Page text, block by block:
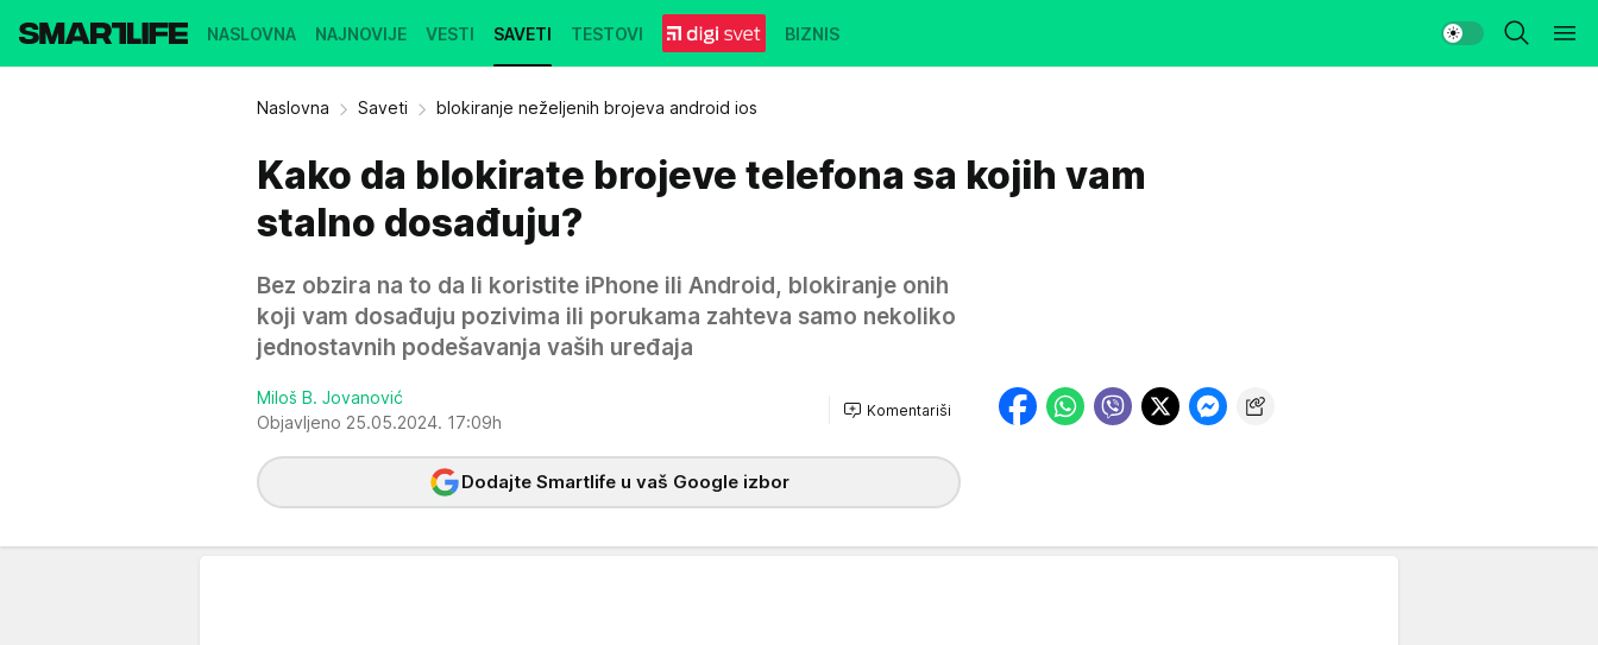
NASLOVNA NAJNOVIJE VESTI SAVETI TESTOVI BIZNIS
Naslovna Saveti blokiranje neželjenih brojeva android ios
Kako da blokirate brojeve telefona sa kojih vam
stalno dosađuju?
Bez obzira na to da li koristite iPhone ili Android, blokiranje onih
koji vam dosađuju pozivima ili porukama zahteva samo nekoliko
jednostavnih podešavanja vaših uređaja
Miloš B. Jovanović
Objavljeno 25.05.2024. 17:09h
Komentariši
Dodajte Smartlife u vaš Google izbor